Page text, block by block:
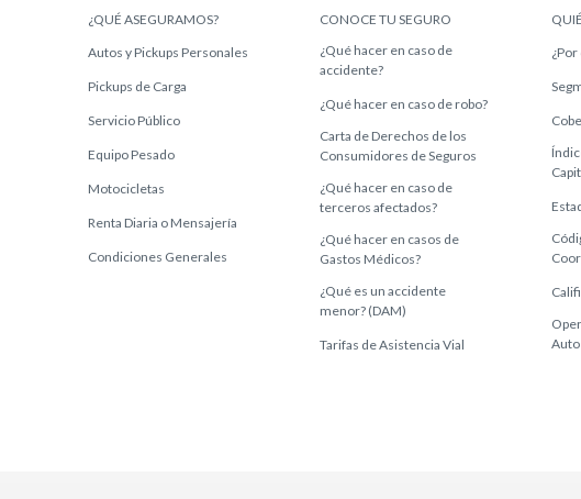
¿QUÉ ASEGURAMOS?
Autos y Pickups Personales
Pickups de Carga
Servicio Público
Equipo Pesado
Motocicletas
Renta Diaria o Mensajería
Condiciones Generales
CONOCE TU SEGURO
¿Qué hacer en caso de
accidente?
¿Qué hacer en caso de robo?
Carta de Derechos de los
Consumidores de Seguros
¿Qué hacer en caso de
terceros afectados?
¿Qué hacer en casos de
Gastos Médicos?
¿Qué es un accidente
menor? (DAM)
Tarifas de Asistencia Vial